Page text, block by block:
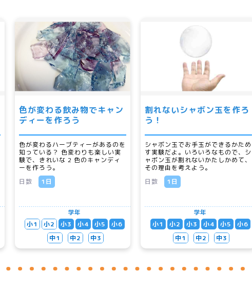
色が変わる飲み物でキャン
ディーを作ろう
色が変わるハーブティーがあるのを
知っている？ 色変わりも楽しい実
験で、きれいな 2 色のキャンディ
ーを作ろう。
日数
1日
学年
小1
小2 小3 小4 小5
小6
中1
中2 中3
割れないシャボン玉を作ろ
う！
シャボン玉でお手玉ができるかため
す実験だよ。いろいろなもので、シ
ャボン玉が割れないかたしかめて、
その理由を考えよう。
日数
1日
学年
小1
小2 小3 小4 小5
小6
中1
中2 中3